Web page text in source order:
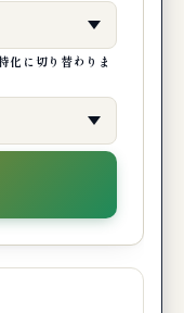
化に切り替わりま